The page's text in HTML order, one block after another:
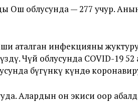
Ош облусунда — 277 учур.
аталган инфекцияны
Чүй облусунда COVID-19
бүгүнкү күндө
Алардын он экиси оор